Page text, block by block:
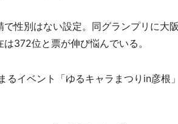
性別はない設定。同グランプリに大
372位と票が伸び悩んでいる。
イベント「ゆるキャラまつりin彦根